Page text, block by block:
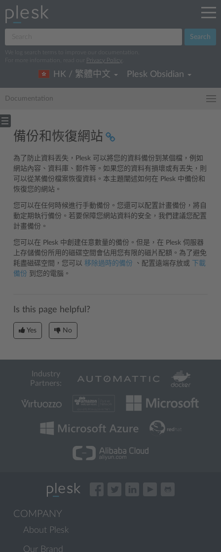
Search
We log search terms to improve our documentation.
For more information, read our
Privacy Policy
HK / 繁體中文 Plesk Obsidian
Documentation
備份和恢復網站
為了防止資料丟失，Plesk 可以將您的資料備份到某個檔，例如
網站內容、資料庫、郵件等。如果您的資料有損壞或有丟失，則
可以從某備份檔案恢復資料。本主題闡述如何在 Plesk 中備份和
恢復您的網站。
您可以在任何時候進行手動備份。您還可以配置計畫備份，將自
動定期執行備份。若要保障您網站資料的安全，我們建議您配置
計畫備份。
您可以在 Plesk 中創建任意數量的備份。但是，在 Plesk 伺服器
上存儲備份所用的磁碟空間會佔用您有限的磁片配額。為了避免
耗盡磁碟空間，您可以 移除過時的備份 、配置遠端存放或
下載
備份 到您的電腦。
Is this page helpful?
Yes No
Industry
Partners:
COMPANY
About Plesk
Our Brand